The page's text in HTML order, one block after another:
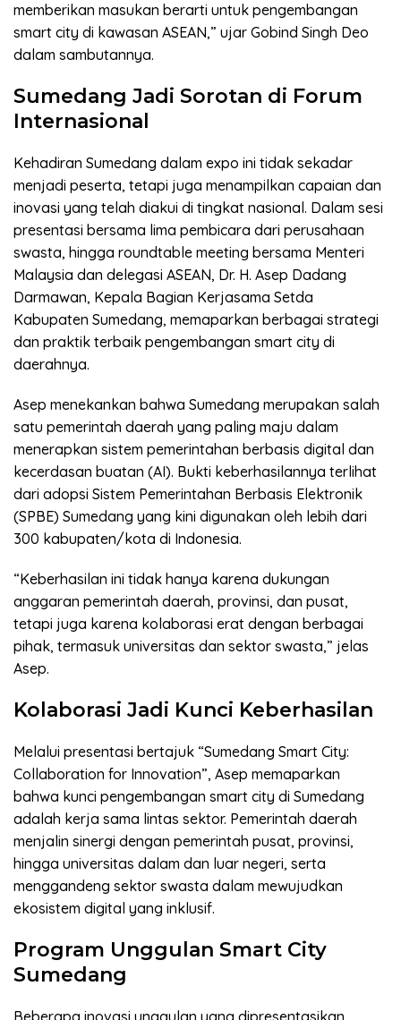
memberikan masukan berarti untuk pengembangan
smart city di kawasan ASEAN,” ujar Gobind Singh Deo
dalam sambutannya.
Sumedang Jadi Sorotan di Forum
Internasional
Kehadiran Sumedang dalam expo ini tidak sekadar
menjadi peserta, tetapi juga menampilkan capaian dan
inovasi yang telah diakui di tingkat nasional. Dalam sesi
presentasi bersama lima pembicara dari perusahaan
swasta, hingga roundtable meeting bersama Menteri
Malaysia dan delegasi ASEAN, Dr. H. Asep Dadang
Darmawan, Kepala Bagian Kerjasama Setda
Kabupaten Sumedang, memaparkan berbagai strategi
dan praktik terbaik pengembangan smart city di
daerahnya.
Asep menekankan bahwa Sumedang merupakan salah
satu pemerintah daerah yang paling maju dalam
menerapkan sistem pemerintahan berbasis digital dan
kecerdasan buatan (AI). Bukti keberhasilannya terlihat
dari adopsi Sistem Pemerintahan Berbasis Elektronik
(SPBE) Sumedang yang kini digunakan oleh lebih dari
300 kabupaten/kota di Indonesia.
“Keberhasilan ini tidak hanya karena dukungan
anggaran pemerintah daerah, provinsi, dan pusat,
tetapi juga karena kolaborasi erat dengan berbagai
pihak, termasuk universitas dan sektor swasta,” jelas
Asep.
Kolaborasi Jadi Kunci Keberhasilan
Melalui presentasi bertajuk “Sumedang Smart City:
Collaboration for Innovation”, Asep memaparkan
bahwa kunci pengembangan smart city di Sumedang
adalah kerja sama lintas sektor. Pemerintah daerah
menjalin sinergi dengan pemerintah pusat, provinsi,
hingga universitas dalam dan luar negeri, serta
menggandeng sektor swasta dalam mewujudkan
ekosistem digital yang inklusif.
Program Unggulan Smart City
Sumedang